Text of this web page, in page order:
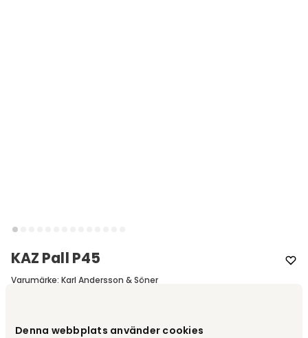
Denna webbplats använder cookies
KAZ Pall P45
Varumärke: Karl Andersson & Söner